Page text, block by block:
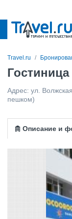
Travel.ru
Адрес: ул.
пешком)
Описание и